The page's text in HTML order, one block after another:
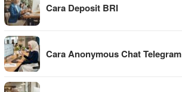
Cara Deposit BRI
Cara Anonymous Chat Telegram